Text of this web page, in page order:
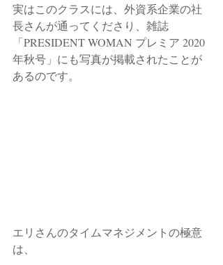
実はこのクラスには、外資系企業の社
長さんが通ってくださり、雑誌
「PRESIDENT WOMAN プレミア 2020
年秋号」にも写真が掲載されたことが
あるのです。
エリさんのタイムマネジメントの極意
は、